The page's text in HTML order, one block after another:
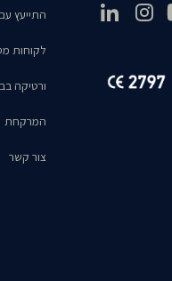
התייעץ
לקוחות
ורטיקה
המרקחת
צור קשר